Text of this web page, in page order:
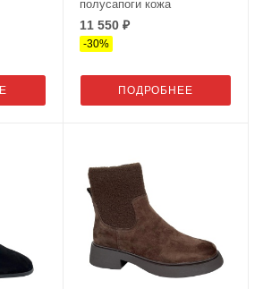
полусапоги кожа
11 550 ₽
-30%
ПОДРОБНЕЕ